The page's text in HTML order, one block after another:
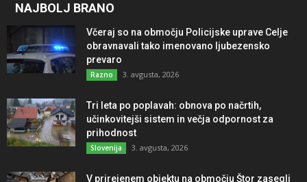
NAJBOLJ BRANO
Včeraj so na območju Policijske uprave Celje
obravnavali tako imenovano ljubezensko
prevaro
Razno 3. avgusta, 2026
Tri leta po poplavah: obnova po načrtih,
učinkovitejši sistem in večja odpornost za
prihodnost
Slovenija 3. avgusta, 2026
V prirejenem objektu na območju Štor zasegli